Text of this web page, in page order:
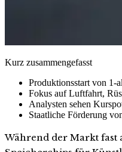
Kurz zusammengefasst
Produktionsstart von
Fokus auf Luftfahrt,
Analysten sehen
Staatliche Förderung
Während der Markt fast